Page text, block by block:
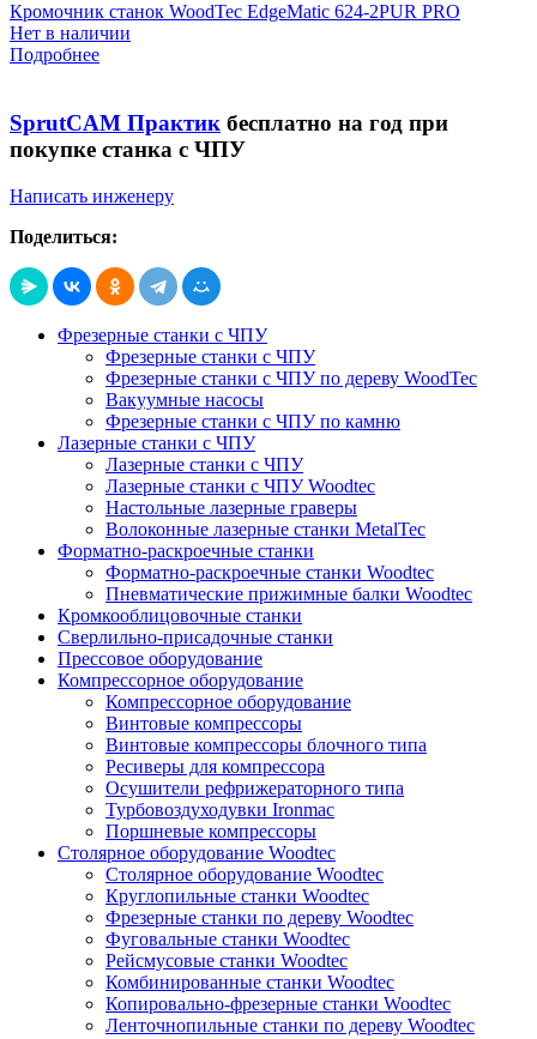
Кромочник станок WoodTec EdgeMatic 624-2PUR PRO
Нет в наличии
Подробнее
SprutCAM Практик бесплатно на год при
покупке станка с ЧПУ
Написать инженеру
Поделиться:
Фрезерные станки с ЧПУ
Фрезерные станки с ЧПУ
Фрезерные станки с ЧПУ по дереву WoodTec
Вакуумные насосы
Фрезерные станки с ЧПУ по камню
Лазерные станки с ЧПУ
Лазерные станки с ЧПУ
Лазерные станки с ЧПУ Woodtec
Настольные лазерные граверы
Волоконные лазерные станки MetalTec
Форматно-раскроечные станки
Форматно-раскроечные станки Woodtec
Пневматические прижимные балки Woodtec
Кромкооблицовочные станки
Сверлильно-присадочные станки
Прессовое оборудование
Компрессорное оборудование
Компрессорное оборудование
Винтовые компрессоры
Винтовые компрессоры блочного типа
Ресиверы для компрессора
Осушители рефрижераторного типа
Турбовоздуходувки Ironmac
Поршневые компрессоры
Столярное оборудование Woodtec
Столярное оборудование Woodtec
Круглопильные станки Woodtec
Фрезерные станки по дереву Woodtec
Фуговальные станки Woodtec
Рейсмусовые станки Woodtec
Комбинированные станки Woodtec
Копировально-фрезерные станки Woodtec
Ленточнопильные станки по дереву Woodtec